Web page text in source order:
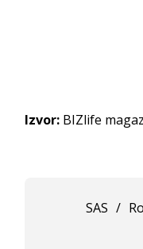
Izvor: BIZlife
SAS /